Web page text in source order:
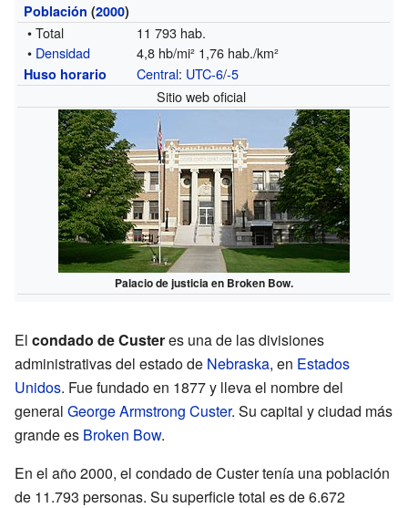
Población (2000)
• Total
11 793 hab.
• Densidad 4,8 hb/mi² 1,76 hab./km²
Huso horario Central: UTC-6/-5
Sitio web oficial
Palacio de justicia en Broken Bow.
El condado de Custeres una de las divisiones
administrativas del estado de Nebraska, en Estados
Unidos. Fue fundado en 1877 y lleva el nombre del
general George Armstrong Custer. Su capital y ciudad más
grande es Broken Bow.
En el año 2000, el condado de Custer tenía una población
de 11.793 personas. Su superficie total es de 6.672